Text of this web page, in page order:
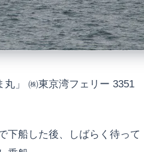
」 ㈱東京湾フェリー 3351
下船した後、しばらく待って